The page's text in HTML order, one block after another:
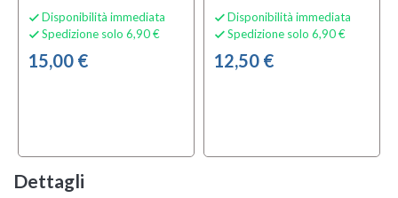
 Disponibilità immediata
 Spedizione solo 6,90 €
15,00 €
 Disponibilità immediata
 Spedizione solo 6,90 €
12,50 €
Dettagli